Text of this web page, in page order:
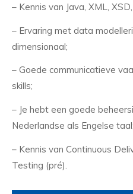
– Kennis van Java, XML,
– Ervaring met data
dimensionaal;
– Goede communicatieve
skills;
– Je hebt een goede
Nederlandse als Engelse taal;
– Kennis van Continuous
Testing (pré).